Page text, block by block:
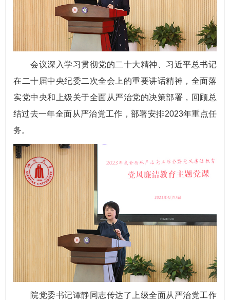
会议深入学习贯彻党的二十大精神、习近平总书记
在二十届中央纪委二次全会上的重要讲话精神，全面落
实党中央和上级关于全面从严治党的决策部署，回顾总
结过去一年全面从严治党工作，部署安排2023年重点任
务。
院党委书记谭静同志传达了上级全面从严治党工作